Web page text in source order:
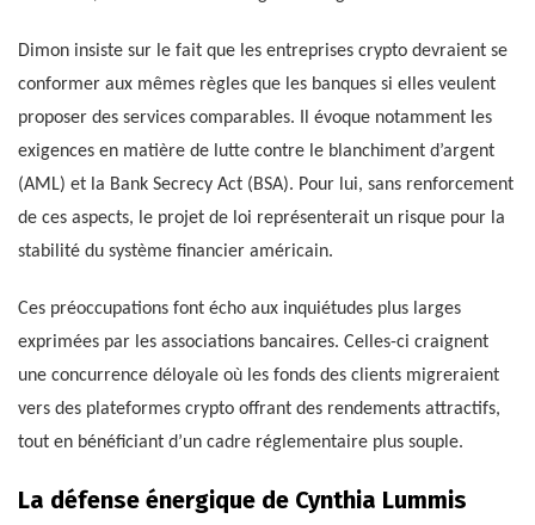
Dimon insiste sur le fait que les entreprises crypto devraient se
conformer aux mêmes règles que les banques si elles veulent
proposer des services comparables. Il évoque notamment les
exigences en matière de lutte contre le blanchiment d’argent
(AML) et la Bank Secrecy Act (BSA). Pour lui, sans renforcement
de ces aspects, le projet de loi représenterait un risque pour la
stabilité du système financier américain.
Ces préoccupations font écho aux inquiétudes plus larges
exprimées par les associations bancaires. Celles-ci craignent
une concurrence déloyale où les fonds des clients migreraient
vers des plateformes crypto offrant des rendements attractifs,
tout en bénéficiant d’un cadre réglementaire plus souple.
La défense énergique de Cynthia Lummis